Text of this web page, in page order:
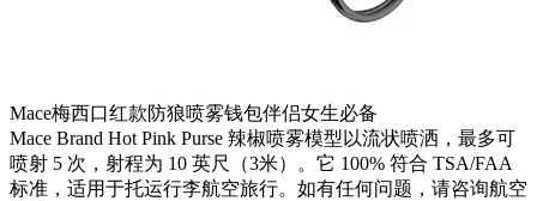
Mace梅西口红款防狼喷雾钱包伴侣女生必备
Mace Brand Hot Pink Purse 辣椒喷雾模型以流状喷洒，最多可
喷射 5 次，射程为 10 英尺（3米）。它 100% 符合 TSA/FAA
标准，适用于托运行李航空旅行。如有任何问题，请咨询航空